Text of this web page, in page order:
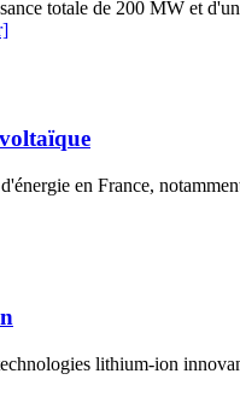
totale de 200 MW et
en France,
lithium-ion